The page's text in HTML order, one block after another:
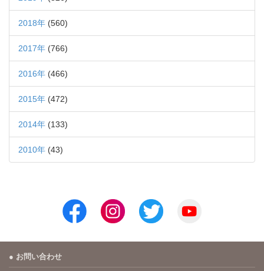
2018年 (560)
2017年 (766)
2016年 (466)
2015年 (472)
2014年 (133)
2010年 (43)
お問い合わせ